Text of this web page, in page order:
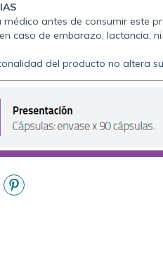
médico antes de consumir este
caso de embarazo, lactancia,
del producto no altera